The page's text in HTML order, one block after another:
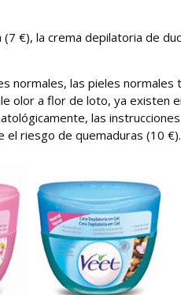
€), la crema depilatoria de
normales, las pieles normales
olor a flor de loto, ya existen
las
el riesgo de quemaduras (10 €).